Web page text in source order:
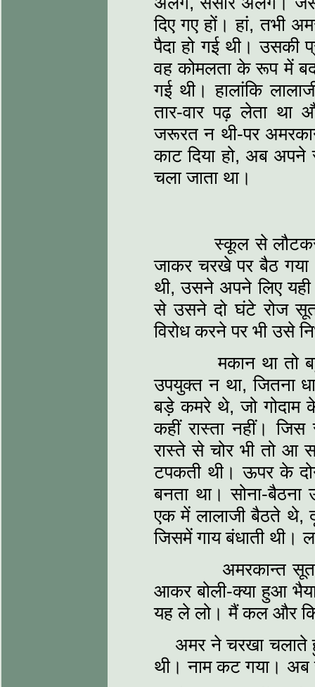
दिए गए हों। हां, तभी
पैदा हो गई थी। उसकी
वह कोमलता के रूप में
गई थी। हालांकि
तार-वार पढ़ लेता
जरूरत न थी-पर
काट दिया हो, अब
चला जाता था।
स्कूल से लौटकर
जाकर चरखे पर बैठ
थी, उसने अपने लिए यही
से उसने दो घंटे रोज सूत
विरोध करने पर भी उसे
मकान था तो बहुत
उपयुक्त न था, जितना
बड़े कमरे थे, जो
कहीं रास्ता नहीं।
रास्ते से चोर भी तो
टपकती थी। ऊपर के
बनता था। सोना-
एक में लालाजी बैठते थे,
जिसमें गाय बंधाती थी।
अमरकान्त सूत
आकर बोली-क्या हुआ
यह ले लो। मैं कल और
अमर ने चरखा चलाते
थी। नाम कट गया।